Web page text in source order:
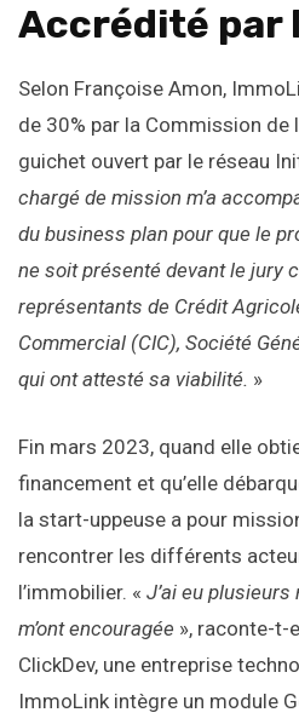
Accrédité par
Selon Françoise Amon,
de 30% par la Commission de
guichet ouvert par le réseau
chargé de mission m’a
du business plan pour que le
ne soit présenté devant le jury
représentants de Crédit
Commercial (CIC), Société
qui ont attesté sa viabilité. »
Fin mars 2023, quand elle
financement et qu’elle
la start-uppeuse a pour
rencontrer les différents
l’immobilier. « J’ai eu plusieurs
m’ont encouragée », raconte-t-
ClickDev, une entreprise
ImmoLink intègre un module